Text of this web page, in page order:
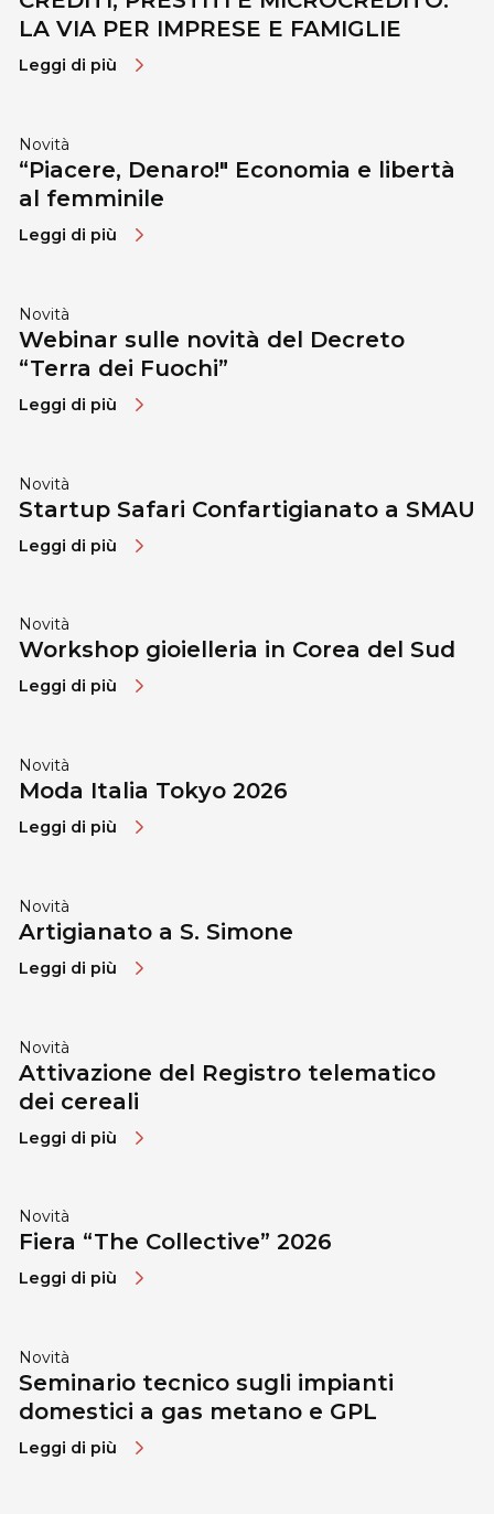
LA VIA PER IMPRESE E FAMIGLIE
Leggi di più
Novità
“Piacere, Denaro!" Economia e libertà
al femminile
Leggi di più
Novità
Webinar sulle novità del Decreto
“Terra dei Fuochi”
Leggi di più
Novità
Startup Safari Confartigianato a SMAU
Leggi di più
Novità
Workshop gioielleria in Corea del Sud
Leggi di più
Novità
Moda Italia Tokyo 2026
Leggi di più
Novità
Artigianato a S. Simone
Leggi di più
Novità
Attivazione del Registro telematico
dei cereali
Leggi di più
Novità
Fiera “The Collective” 2026
Leggi di più
Novità
Seminario tecnico sugli impianti
domestici a gas metano e GPL
Leggi di più